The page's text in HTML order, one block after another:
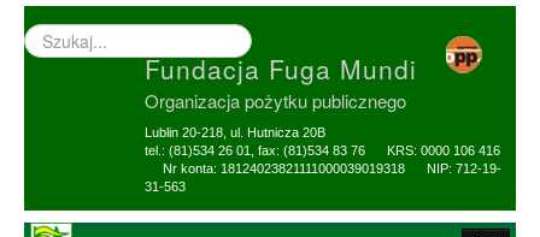
Wyszukiwarka
–
Fundacja Fuga Mundi
Organizacja pożytku publicznego
Lublin 20-218, ul. Hutnicza 20B
tel.: (81)534 26 01, fax: (81)534 83 76 KRS: 0000 106 416
Nr konta: 18124023821111000039019318 NIP: 712-19-
31-563